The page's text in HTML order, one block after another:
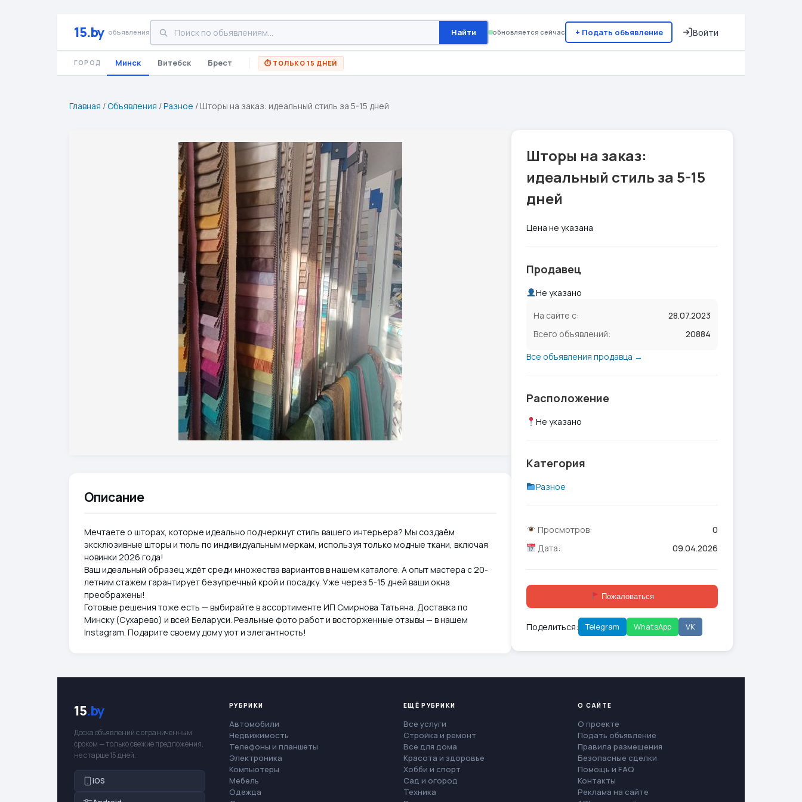
15.by объявления Найти обновляется сейчас + Подать объявление Войти
ГОРОД Минск Витебск Брест ⏱ ТОЛЬКО 15 ДНЕЙ
Главная /Объявления /Разное / Шторы на заказ: идеальный стиль за 5-15 дней
Описание
Мечтаете о шторах, которые идеально подчеркнут стиль вашего интерьера? Мы создаём
эксклюзивные шторы и тюль по индивидуальным меркам, используя только модные ткани, включая
новинки 2026 года!
Ваш идеальный образец ждёт среди множества вариантов в нашем каталоге. А опыт мастера с 20-
летним стажем гарантирует безупречный крой и посадку. Уже через 5-15 дней ваши окна
преображены!
Готовые решения тоже есть — выбирайте в ассортименте ИП Смирнова Татьяна. Доставка по
Минску (Сухарево) и всей Беларуси. Реальные фото работ и восторженные отзывы — в нашем
Instagram. Подарите своему дому уют и элегантность!
Шторы на заказ:
идеальный стиль за 5-15
дней
Цена не указана
Продавец
Не указано
На сайте с:
28.07.2023
Всего объявлений:
20884
Все объявления продавца →
Расположение
Не указано
Категория
Разное
Просмотров:
0
Дата:
09.04.2026
Пожаловаться
Поделиться: Telegram WhatsApp VK
15.by
Доска объявлений с ограниченным
сроком — только свежие предложения,
не старше 15 дней.
iOS
РУБРИКИ
Автомобили
Недвижимость
Телефоны и планшеты
Электроника
Компьютеры
Мебель
Одежда
ЕЩЁ РУБРИКИ
Все услуги
Стройка и ремонт
Все для дома
Красота и здоровье
Хобби и спорт
Сад и огород
Техника
О САЙТЕ
О проекте
Подать объявление
Правила размещения
Безопасные сделки
Помощь и FAQ
Контакты
Реклама на сайте